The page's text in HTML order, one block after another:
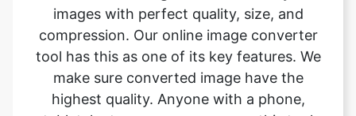
make sure converted image have the
highest quality. Anyone with a phone,
tablet, laptop, or pc can access this tool
and use it for free.